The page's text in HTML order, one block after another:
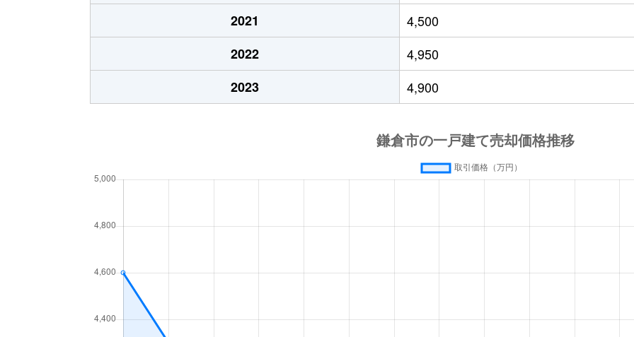
植木
4,700万円 大船 徒歩20分 80m² 85m²
3,800万円
徒歩15分 145m²
大船
5,300万円 大船 徒歩13分 90m² 110m²
大船
大船
4,900万円 大船 徒歩8分 65m² 80m²
2021
4,500
2022
4,950
2023
4,900